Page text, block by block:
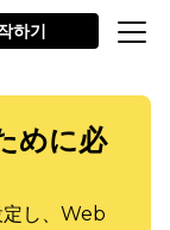
하기
めに必
定し、Web